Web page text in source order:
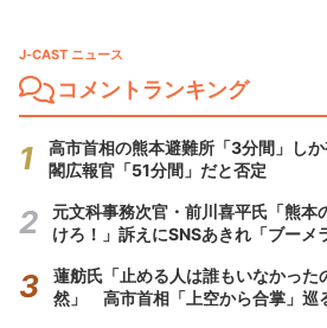
J-CAST ニュース
コメントランキング
高市首相の熊本避難所「3分間」し
閣広報官「51分間」だと否定
元文科事務次官・前川喜平氏「熊本
けろ！」訴えにSNSあきれ「ブーメ
蓮舫氏「止める人は誰もいなかった
然」 高市首相「上空から合掌」巡